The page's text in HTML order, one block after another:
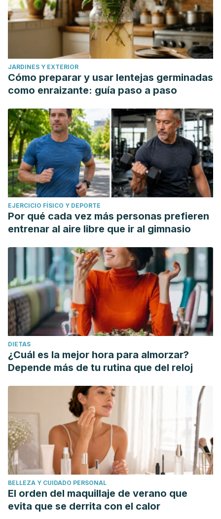
JARDINES Y EXTERIOR
Cómo preparar y usar lentejas germinadas
como enraizante: guía paso a paso
EJERCICIO FÍSICO Y DEPORTE
Por qué cada vez más personas prefieren
entrenar al aire libre que ir al gimnasio
DIETAS
¿Cuál es la mejor hora para almorzar?
Depende más de tu rutina que del reloj
BELLEZA Y CUIDADO PERSONAL
El orden del maquillaje de verano que
evita que se derrita con el calor